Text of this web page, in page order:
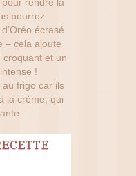
pourrez
écrasé
– cela ajoute
croquant et un
!
au frigo car ils
la crème, qui